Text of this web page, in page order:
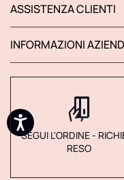
ASSISTENZA CLIENTI
INFORMAZIONI
SEGUI L'ORDINE -
RESO